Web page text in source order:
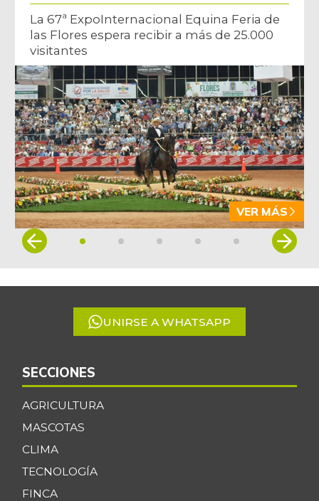
La 67ª ExpoInternacional Equina Feria de
las Flores espera recibir a más de 25.000
visitantes
VER MÁS
Item
5
UNIRSE A WHATSAPP
SECCIONES
AGRICULTURA
MASCOTAS
CLIMA
TECNOLOGÍA
FINCA